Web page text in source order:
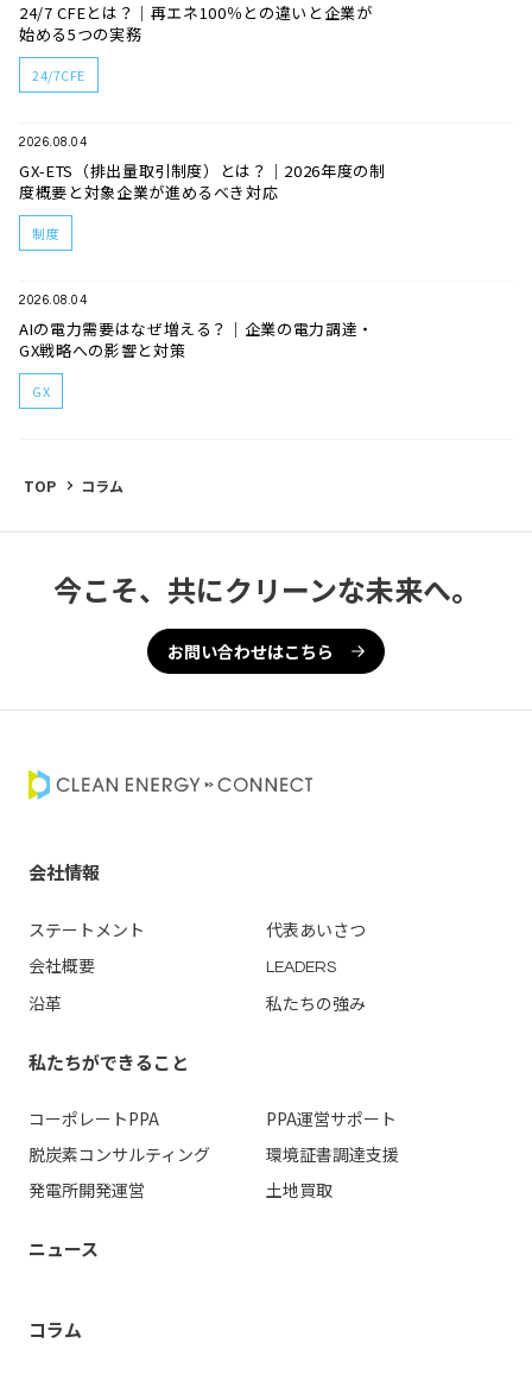
24/7 CFEとは？｜再エネ100％との違いと企業が
始める5つの実務
24/7CFE
2026.08.04
GX-ETS（排出量取引制度）とは？｜2026年度の制
度概要と対象企業が進めるべき対応
制度
2026.08.04
AIの電力需要はなぜ増える？｜企業の電力調達・
GX戦略への影響と対策
GX
TOP コラム
今こそ、共にクリーンな未来へ。
お問い合わせはこちら
会社情報
ステートメント
代表あいさつ
会社概要
LEADERS
沿革 私たちの強み
私たちができること
コーポレートPPA PPA運営サポート
脱炭素コンサルティング
環境証書調達支援
発電所開発運営
土地買取
ニュース
コラム